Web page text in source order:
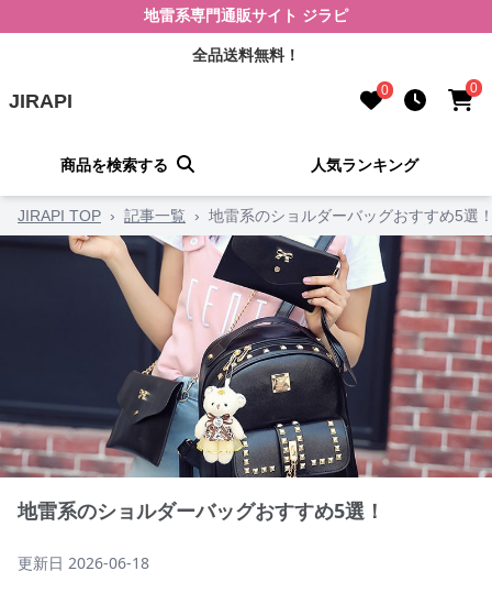
地雷系専門通販サイト ジラピ
全品送料無料！
JIRAPI 0 0
商品を検索する 人気ランキング
JIRAPI TOP › 記事一覧 › 地雷系のショルダーバッグおすすめ5選
地雷系のショルダーバッグおすすめ5選！
更新日 2026-06-18